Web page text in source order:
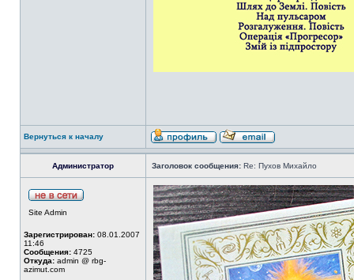
Вернуться к началу
Администратор Заголовок сообщения: Re: Пухов Михайло
Site Admin
Зарегистрирован: 08.01.2007
11:46
Сообщения: 4725
Откуда: admin @ rbg-
azimut.com